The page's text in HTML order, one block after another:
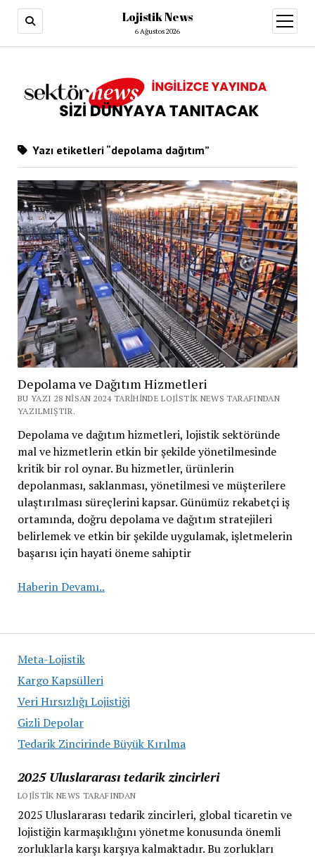
Lojistik News
6 Ağustos 2026
aç
Meta-Lojistik
Kargo Kapsülleri
Veri Hırsızlığı Lojistiği
Gizli Depolar
Tedarik Zincirinde Büyük Kırılma
2025 Uluslararası tedarik zincirleri
LOJISTIK NEWS TARAFINDAN
2025 Uluslararası tedarik zincirleri, global ticaretin ve
lojistiğin karmaşıklığını yönetme konusunda önemli
zorluklarla karşı karşıya kalmaktadır. Bu zorlukları
Yazı etiketleri “depolama dağıtım”
Depolama ve Dağıtım Hizmetleri
BU YAZI 28 NISAN 2024 TARIHINDE LOJISTIK NEWS TARAFINDAN
YAZILMIŞTIR.
Depolama ve dağıtım hizmetleri, lojistik sektöründe
mal ve hizmetlerin etkin bir şekilde yönetilmesinde
kritik bir rol oynar. Bu hizmetler, ürünlerin
depolanması, saklanması, yönetilmesi ve müşterilere
ulaştırılması süreçlerini kapsar. Günümüz rekabetçi iş
ortamında, doğru depolama ve dağıtım stratejileri
belirlemek ve etkin bir şekilde uygulamak, işletmelerin
başarısı için hayati öneme sahiptir
Haberin Devamı..Depolama
Hizmetleri